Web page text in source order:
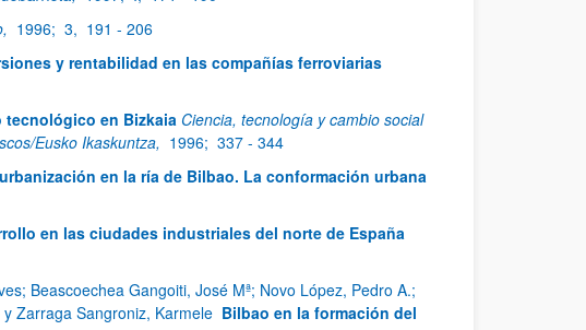
1996; 3, 191 - 206
y rentabilidad en las compañías ferroviarias
tecnológico en Bizkaia Ciencia, tecnología y cambio social
Eusko Ikaskuntza, 1996; 337 - 344
en la ría de Bilbao. La conformación urbana
en las ciudades industriales del norte de España
Beascoechea Gangoiti, José Mª; Novo López, Pedro A.;
Zarraga Sangroniz, Karmele Bilbao en la formación del